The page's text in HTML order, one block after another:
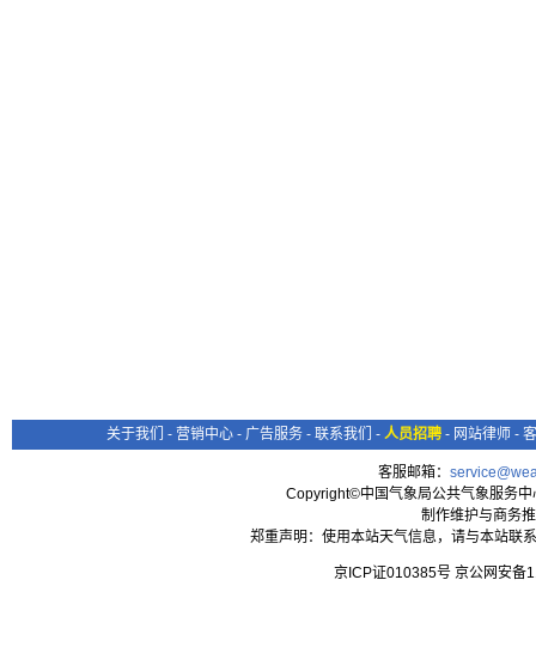
关于我们 - 营销中心 - 广告服务 - 联系我们 - 人员招聘 - 网站律师 -
客服邮箱：
Copyright©中国气象局公共气象服务
制作维护与商务
郑重声明：使用本站天气信息，请与本站联
京ICP证010385号 京公网安备